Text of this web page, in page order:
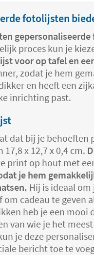
fotolijsten
proces kun je
voor op tafel en
zodat je hem
en heeft een
inrichting past.
dat bij je behoeften
17,8 x 12,7 x 0,4 cm.
print op hout met
je hem
Hij is ideaal
cadeau te geven
heb je een mooi
van wie je het
je deze
bericht toe te